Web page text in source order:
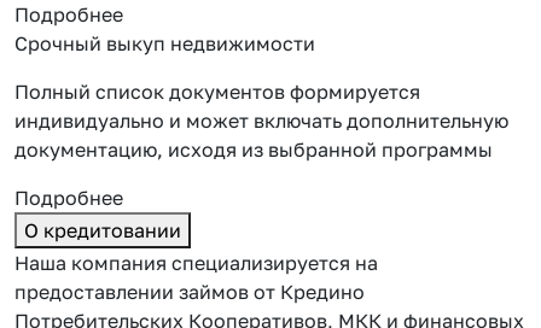
Подробнее
Срочный выкуп недвижимости
Полный список документов формируется
индивидуально и может включать дополнительную
документацию, исходя из выбранной программы
Подробнее
О кредитовании
Наша компания специализируется на
предоставлении займов от Кредино
Потребительских Кооперативов, МКК и финансовых